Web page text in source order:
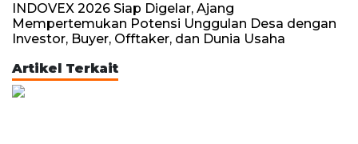
INDOVEX 2026 Siap Digelar, Ajang
Mempertemukan Potensi Unggulan Desa dengan
Investor, Buyer, Offtaker, dan Dunia Usaha
Artikel Terkait